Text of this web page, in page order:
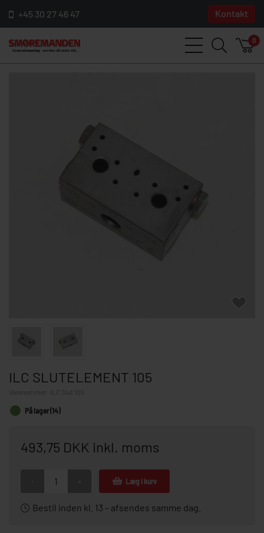
+45 30 27 46 47 Kontakt
0
ILC SLUTELEMENT 105
ILC Slut 105
På lager (14)
493,75 DKK inkl. moms
Læg i kurv
Bestil inden kl. 13 – afsendes samme dag.